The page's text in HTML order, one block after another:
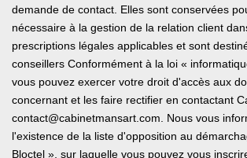
demande de contact. Elles sont conservées
nécessaire à la gestion de la relation client
prescriptions légales applicables et sont
conseillers Conformément à la loi «
vous pouvez exercer votre droit d'accès aux
concernant et les faire rectifier en contactant
contact@cabinetmansart.com. Nous vous
l'existence de la liste d'opposition au
Bloctel », sur laquelle vous pouvez vous